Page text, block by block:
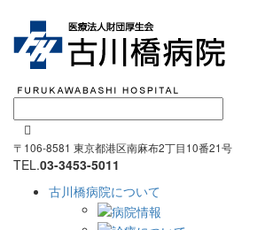

〒106-8581 東京都港区南麻布2丁目10番21号
TEL.03-3453-5011
古川橋病院について